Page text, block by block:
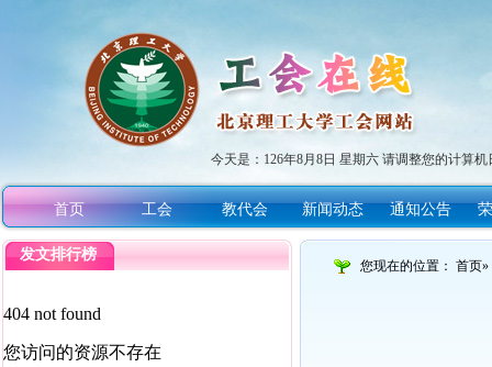
今天是： 126年8月8日 星期六 请调整您的计算机
首页 工会 教代会 新闻动态 通知公告
发文排行榜
您现在的位置： 首页»